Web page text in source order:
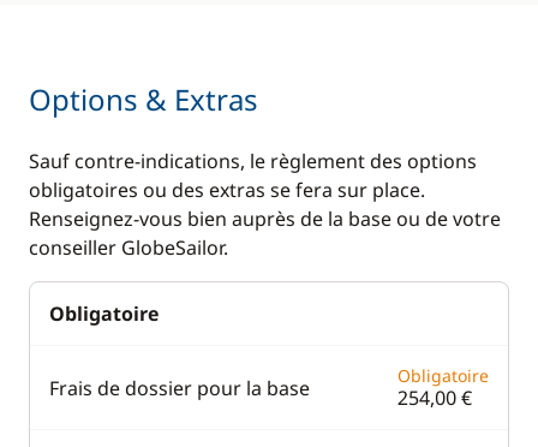
Options & Extras
Sauf contre-indications, le règlement des options
obligatoires ou des extras se fera sur place.
Renseignez-vous bien auprès de la base ou de votre
conseiller GlobeSailor.
Obligatoire
Frais de dossier pour la base Obligatoire
254,00 €